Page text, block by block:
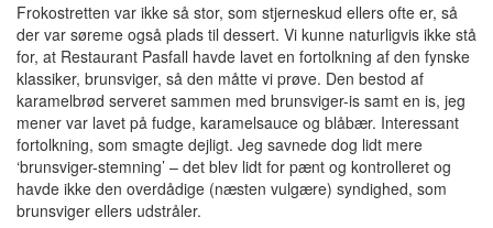
Frokostretten var ikke så stor, som stjerneskud ellers ofte er, så
der var søreme også plads til dessert. Vi kunne naturligvis ikke stå
for, at Restaurant Pasfall havde lavet en fortolkning af den fynske
klassiker, brunsviger, så den måtte vi prøve. Den bestod af
karamelbrød serveret sammen med brunsviger-is samt en is, jeg
mener var lavet på fudge, karamelsauce og blåbær. Interessant
fortolkning, som smagte dejligt. Jeg savnede dog lidt mere
‘brunsviger-stemning’ – det blev lidt for pænt og kontrolleret og
havde ikke den overdådige (næsten vulgære) syndighed, som
brunsviger ellers udstråler.